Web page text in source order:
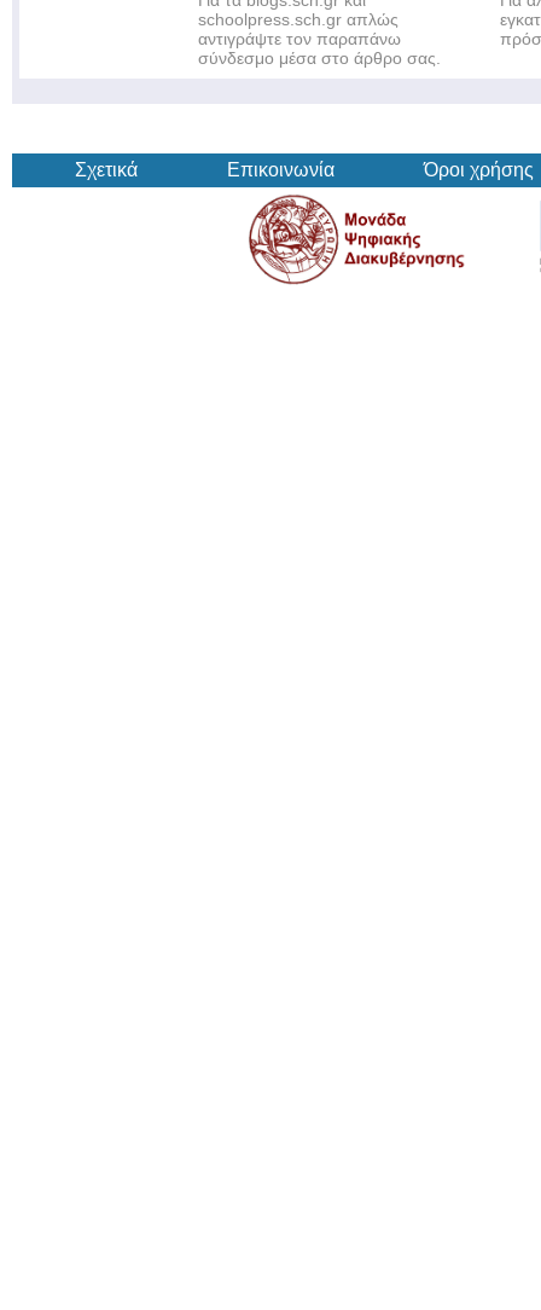
schoolpress.sch.gr απλώς
αντιγράψτε τον παραπάνω
σύνδεσμο μέσα στο άρθρο σας.
Σχετικά Επικοινωνία Όροι χρήσης